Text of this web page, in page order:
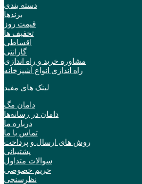
دسته بندی
برندها
قیمت روز
تخفیف ها
اقساطی
گارانتی
مشاوره خرید و راه اندازی
راه اندازی انواع آشپزخانه
لینک های مفید
دامان مگ
دامان در رسانه‌ها
درباره ما
تماس با ما
روش های ارسال و پرداخت
پشتیبانی
سوالات متداول
حریم خصوصی
نظرسنجی